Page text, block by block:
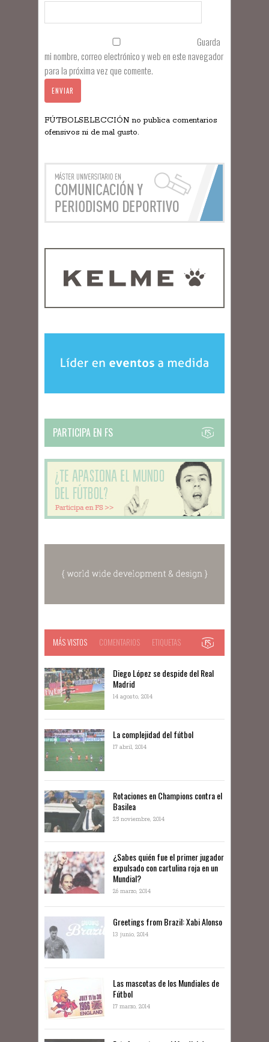
Guarda
mi nombre, correo electrónico y web en este navegador
para la próxima vez que comente.
FÚTBOLSELECCIÓN no publica comentarios
ofensivos ni de mal gusto.
PARTICIPA EN FS
MÁS VISTOS COMENTARIOS ETIQUETAS
Diego López se despide del Real
Madrid
14 agosto, 2014
La complejidad del fútbol
17 abril, 2014
Rotaciones en Champions contra el
Basilea
25 noviembre, 2014
¿Sabes quién fue el primer jugador
expulsado con cartulina roja en un
Mundial?
26 marzo, 2014
Greetings from Brazil: Xabi Alonso
13 junio, 2014
Las mascotas de los Mundiales de
Fútbol
17 marzo, 2014